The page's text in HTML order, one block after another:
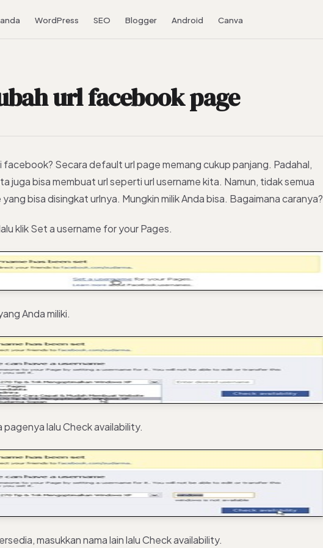
WordPress SEO Blogger Android Canva
url facebook page
facebook? Secara default url page memang cukup panjang. Padahal,
juga bisa membuat url seperti url username kita. Namun, tidak semua
bisa disingkat urlnya. Mungkin milik Anda bisa. Bagaimana caranya?
klik Set a username for your Pages.
Anda miliki.
pagenya lalu Check availability.
masukkan nama lain lalu Check availability.